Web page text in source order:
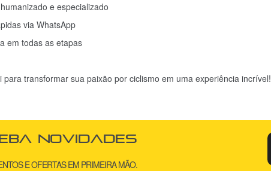
e especializado
via WhatsApp
em todas as etapas
para transformar sua paixão por ciclismo em uma experiência incrível!
novidades
E OFERTAS EM PRIMEIRA MÃO.